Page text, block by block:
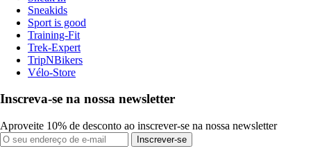
Sneakids
Sport is good
Training-Fit
Trek-Expert
TripNBikers
Vélo-Store
Inscreva-se na nossa newsletter
Aproveite 10% de desconto ao inscrever-se na nossa newsletter
Inscrever-se